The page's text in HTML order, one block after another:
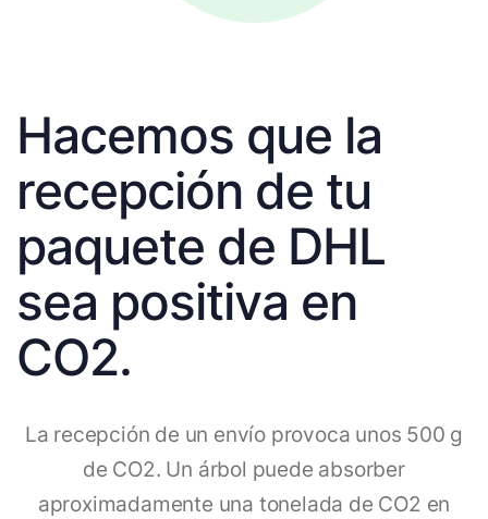
Hacemos que la
recepción de tu
paquete de DHL
sea positiva en
CO2.
La recepción de un envío provoca unos 500 g
de CO2. Un árbol puede absorber
aproximadamente una tonelada de CO2 en